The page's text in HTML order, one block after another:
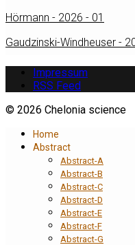
Hörmann - 2026 - 01
Gaudzinski-Windheuser -
Impressum
RSS Feed
© 2026 Chelonia science
Home
Abstract
Abstract-A
Abstract-B
Abstract-C
Abstract-D
Abstract-E
Abstract-F
Abstract-G